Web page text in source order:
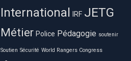
International IRF JETG
Métier Police Pédagogie soutenir
Soutien Sécurité World Rangers Congress